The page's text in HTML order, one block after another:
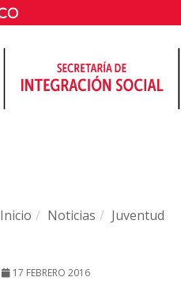
Inicio Noticias Juventud
17 FEBRERO 2016